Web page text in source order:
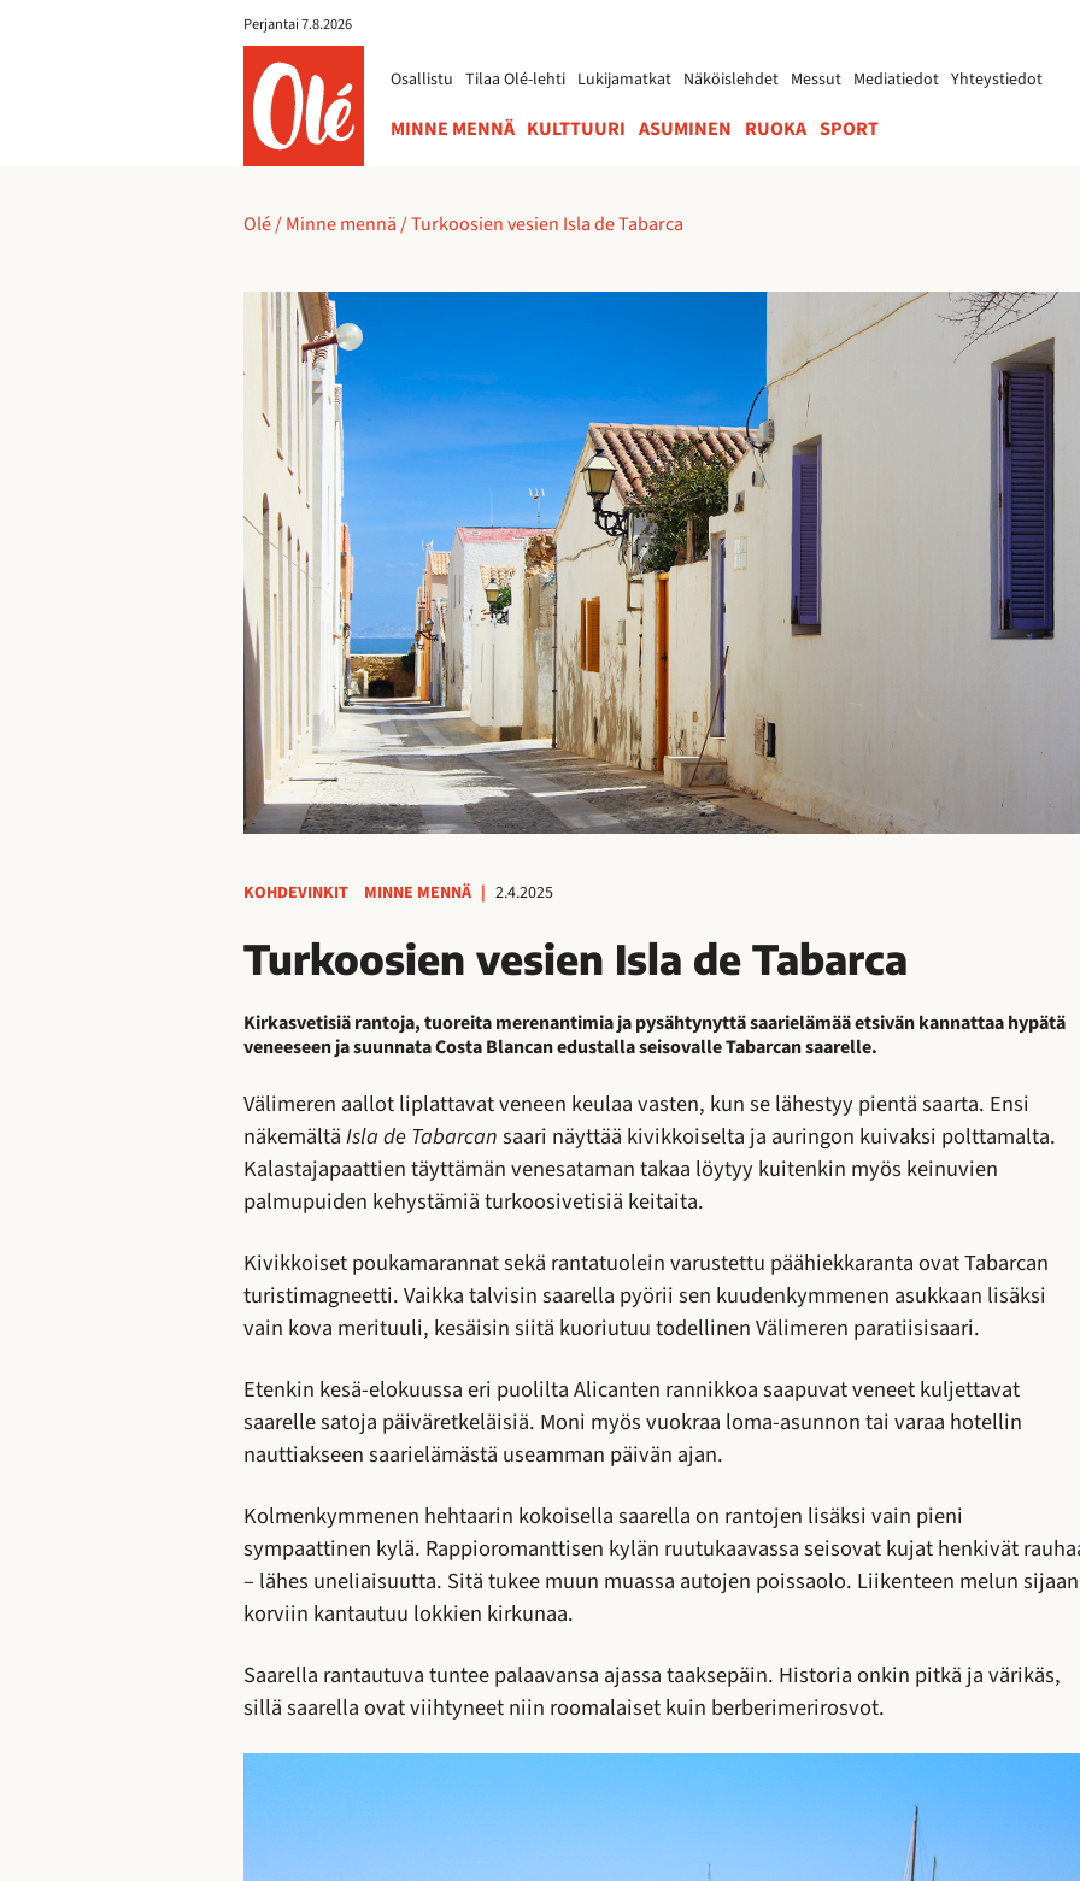
Perjantai 7.8.2026
ole.fi
Osallistu Tilaa Olé-lehti Lukijamatkat Näköislehdet Messut Mediatiedot Yhteystiedot
MINNE MENNÄ KULTTUURI ASUMINEN RUOKA SPORT
Olé/Minne mennä/Turkoosien vesien Isla de Tabarca
KOHDEVINKIT MINNE MENNÄ | 2.4.2025
Turkoosien vesien Isla de Tabarca
Kirkasvetisiä rantoja, tuoreita merenantimia ja pysähtynyttä saarielämää etsivän kannattaa hypätä
veneeseen ja suunnata Costa Blancan edustalla seisovalle Tabarcan saarelle.
Välimeren aallot liplattavat veneen keulaa vasten, kun se lähestyy pientä saarta. Ensi
näkemältäIsla de Tabarcansaari näyttää kivikkoiselta ja auringon kuivaksi polttamalta.
Kalastajapaattien täyttämän venesataman takaa löytyy kuitenkin myös keinuvien
palmupuiden kehystämiä turkoosivetisiä keitaita.
Kivikkoiset poukamarannat sekä rantatuolein varustettu päähiekkaranta ovat Tabarcan
turistimagneetti. Vaikka talvisin saarella pyörii sen kuudenkymmenen asukkaan lisäksi
vain kova merituuli, kesäisin siitä kuoriutuu todellinen Välimeren paratiisisaari.
Etenkin kesä-elokuussa eri puolilta Alicanten rannikkoa saapuvat veneet kuljettavat
saarelle satoja päiväretkeläisiä. Moni myös vuokraa loma-asunnon tai varaa hotellin
nauttiakseen saarielämästä useamman päivän ajan.
Kolmenkymmenen hehtaarin kokoisella saarella on rantojen lisäksi vain pieni
sympaattinen kylä. Rappioromanttisen kylän ruutukaavassa seisovat kujat henkivät
– lähes uneliaisuutta. Sitä tukee muun muassa autojen poissaolo. Liikenteen melun sijaan
korviin kantautuu lokkien kirkunaa.
Saarella rantautuva tuntee palaavansa ajassa taaksepäin. Historia onkin pitkä ja värikäs,
sillä saarella ovat viihtyneet niin roomalaiset kuin berberimerirosvot.